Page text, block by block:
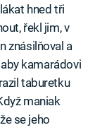
hned tři
řekl jim, v
znásilňoval a
kamarádovi
taburetku
maniak
se jeho